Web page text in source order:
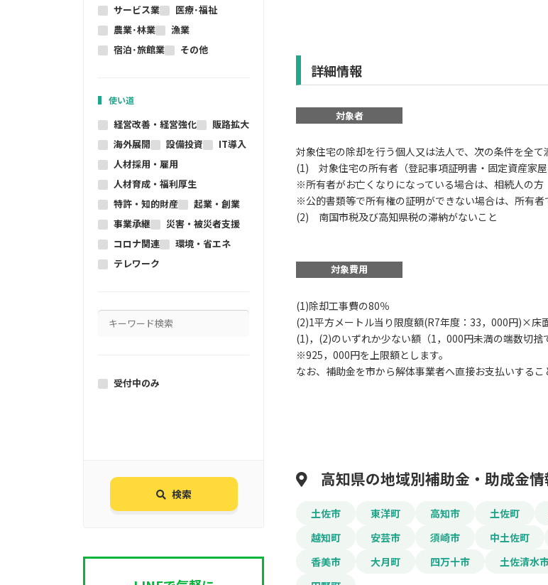
サービス業
医療･福祉
農業･林業
漁業
宿泊･旅館業
その他
使い道
経営改善・経営強化
販路拡大
海外展開
設備投資
IT導入
人材採用・雇用
人材育成・福利厚生
特許・知的財産
起業・創業
事業承継
災害・被災者支援
コロナ関連
環境・省エネ
テレワーク
受付中のみ
検索
詳細情報
対象者
対象住宅の除却を行う個人又は法人で、次の条件を全て
(1) 対象住宅の所有者（登記事項証明書・固定資産家
※所有者がお亡くなりになっている場合は、相続人の方
※公的書類等で所有権の証明ができない場合は、所有者
(2) 南国市税及び高知県税の滞納がないこと
対象費用
(1)除却工事費の80％
(2)1平方メートル当り限度額(R7年度：33，000円)×床
(1)，(2)のいずれか少ない額（1，000円未満の端数切捨
※925，000円を上限額とします。
なお、補助金を市から解体事業者へ直接お支払いするこ
高知県の地域別補助金・助成金情
土佐市 東洋町 高知市 土佐町
越知町
安芸市 須崎市 中土佐町
香美市
大月町 四万十市 土佐清水
会